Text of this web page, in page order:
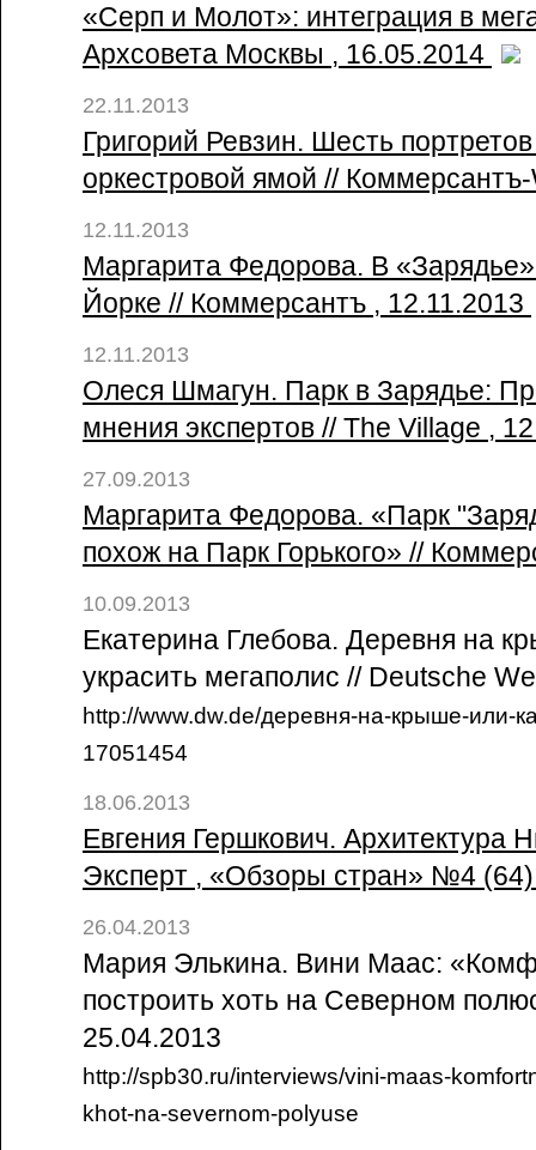
«Серп и Молот»: интеграция в
Архсовета Москвы , 16.05.2014
22.11.2013
Григорий Ревзин. Шесть
оркестровой ямой //
12.11.2013
Маргарита Федорова. В
Йорке // Коммерсантъ , 12.11.2013
12.11.2013
Олеся Шмагун. Парк в Зарядье:
мнения экспертов // The Village ,
27.09.2013
Маргарита Федорова. «Парк
похож на Парк Горького» //
10.09.2013
Екатерина Глебова. Деревня на
украсить мегаполис // Deutsche
http://www.dw.de/деревня-на-крыше-или-
17051454
18.06.2013
Евгения Гершкович. Архитектура
Эксперт , «Обзоры стран» №4
26.04.2013
Мария Элькина. Вини Маас:
построить хоть на Северном
25.04.2013
http://spb30.ru/interviews/vini-maas-
khot-na-severnom-polyuse